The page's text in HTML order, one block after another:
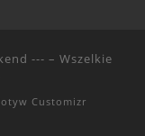
--- – Wszelkie
Customizr